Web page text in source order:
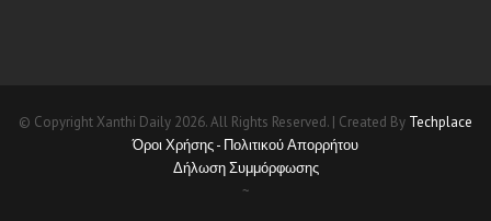
© Copyright Xanthi Daily 2026. All Rights Reserved. | Created By Techplace
Όροι Χρήσης - Πολιτικού Απορρήτου
Δήλωση Συμμόρφωσης
~